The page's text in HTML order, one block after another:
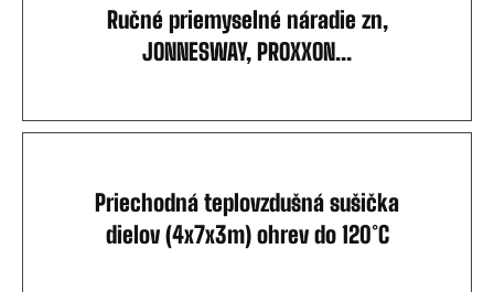
Ručné priemyselné náradie zn,
JONNESWAY, PROXXON...
Priechodná teplovzdušná sušička
dielov (4x7x3m) ohrev do 120°C